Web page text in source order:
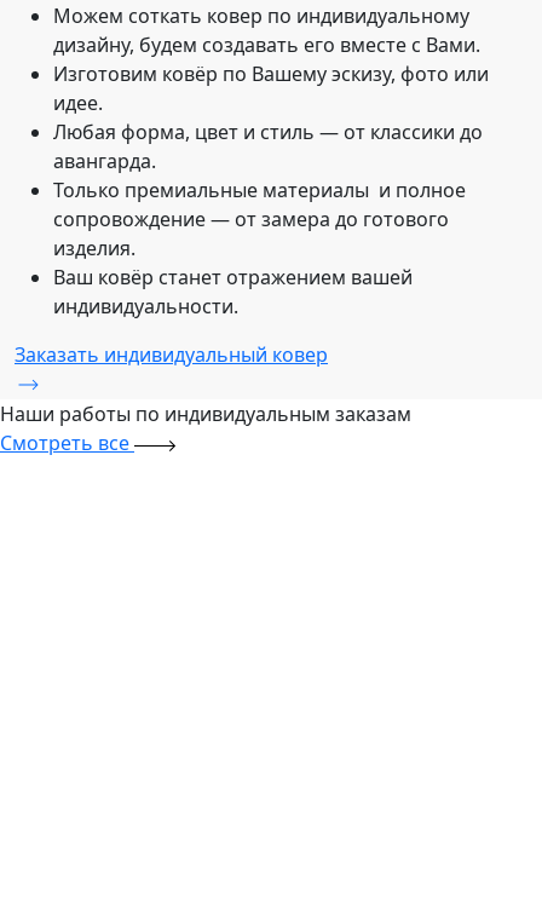
Можем соткать ковер по индивидуальному
дизайну, будем создавать его вместе с Вами.
Изготовим ковёр по Вашему эскизу, фото или
идее.
Любая форма, цвет и стиль — от классики до
авангарда.
Только премиальные материалы и полное
сопровождение — от замера до готового
изделия.
Ваш ковёр станет отражением вашей
индивидуальности.
Заказать индивидуальный ковер
Наши работы по индивидуальным заказам
Смотреть все